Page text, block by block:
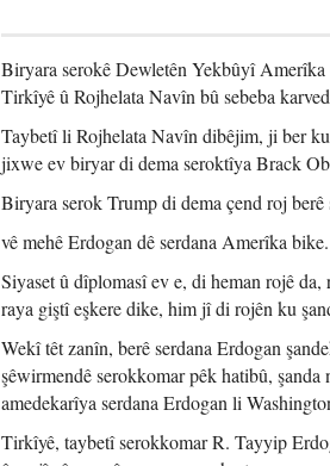
Biryara serokê Dewletên Yekbûyî
Tirkîyê û Rojhelata Navîn bû sebeba
Taybetî li Rojhelata Navîn dibêjim, ji ber
jixwe ev biryar di dema seroktîya Brack
Biryara serok Trump di dema çend roj
vê mehê Erdogan dê serdana Amerîka bike.
Siyaset û dîplomasî ev e, di heman rojê
raya giştî eşkere dike, him jî di rojên ku
Wekî têt zanîn, berê serdana Erdogan
şêwirmendê serokkomar pêk hatibû,
amedekarîya serdana Erdogan li
Tirkîyê, taybetî serokkomar R. Tayyip